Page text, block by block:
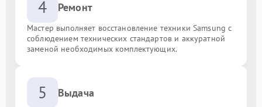
4 Ремонт
Мастер выполняет восстановление техники Samsung с
соблюдением технических стандартов и аккуратной
заменой необходимых комплектующих.
5 Выдача